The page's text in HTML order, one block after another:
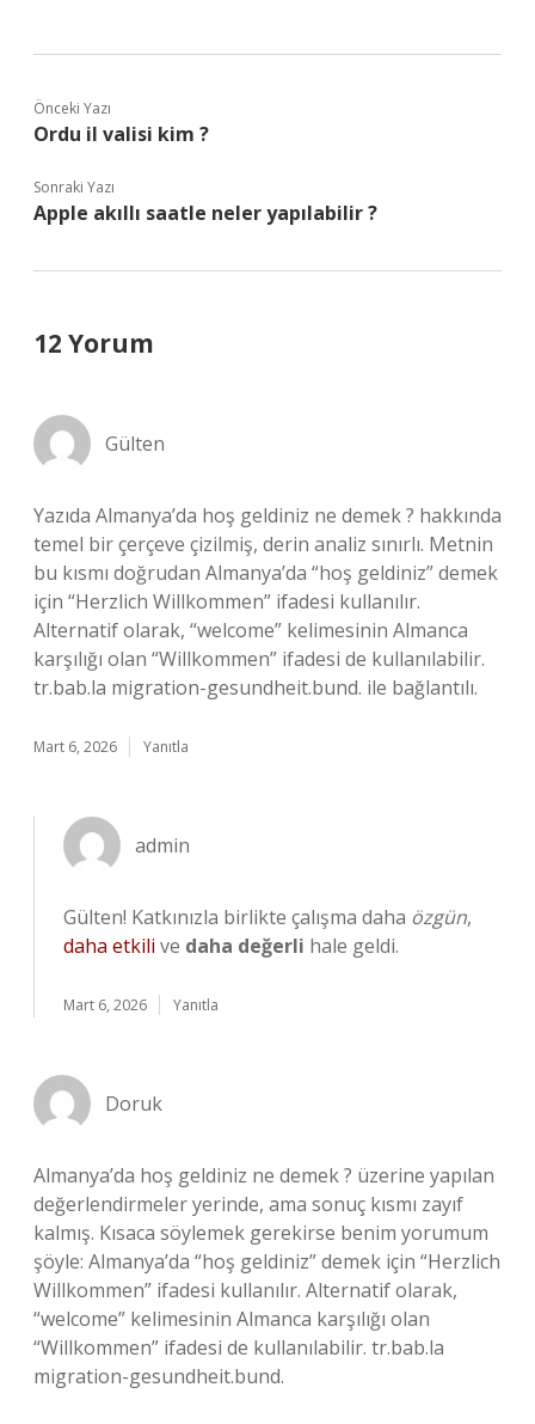
Önceki Yazı
Ordu il valisi kim ?
Sonraki Yazı
Apple akıllı saatle neler yapılabilir ?
12 Yorum
Gülten
Yazıda Almanya’da hoş geldiniz ne demek ? hakkında
temel bir çerçeve çizilmiş, derin analiz sınırlı. Metnin
bu kısmı doğrudan Almanya’da “hoş geldiniz” demek
için “Herzlich Willkommen” ifadesi kullanılır.
Alternatif olarak, “welcome” kelimesinin Almanca
karşılığı olan “Willkommen” ifadesi de kullanılabilir.
tr.bab.la migration-gesundheit.bund. ile bağlantılı.
Mart 6, 2026 Yanıtla
admin
Gülten! Katkınızla birlikte çalışma daha özgün,
daha etkili ve daha değerli hale geldi.
Mart 6, 2026 Yanıtla
Doruk
Almanya’da hoş geldiniz ne demek ? üzerine yapılan
değerlendirmeler yerinde, ama sonuç kısmı zayıf
kalmış. Kısaca söylemek gerekirse benim yorumum
şöyle: Almanya’da “hoş geldiniz” demek için “Herzlich
Willkommen” ifadesi kullanılır. Alternatif olarak,
“welcome” kelimesinin Almanca karşılığı olan
“Willkommen” ifadesi de kullanılabilir. tr.bab.la
migration-gesundheit.bund.